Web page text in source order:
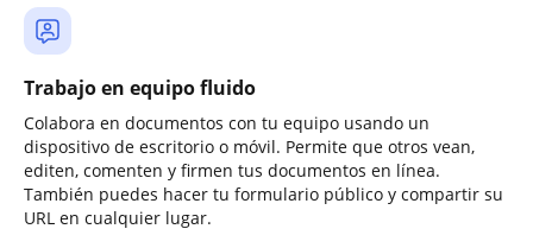
Trabajo en equipo fluido
Colabora en documentos con tu equipo usando un
dispositivo de escritorio o móvil. Permite que otros vean,
editen, comenten y firmen tus documentos en línea.
También puedes hacer tu formulario público y compartir su
URL en cualquier lugar.